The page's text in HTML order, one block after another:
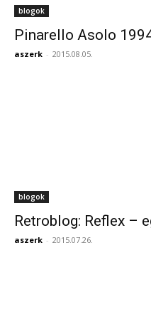
blogok
Pinarello Asolo
aszerk - 2015.08.05.
blogok
Retroblog: Reflex –
aszerk - 2015.07.26.